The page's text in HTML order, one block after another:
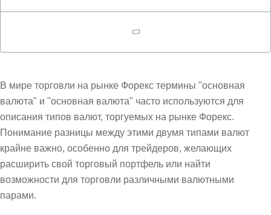
В мире торговли на рынке Форекс термины "основная
валюта" и "основная валюта" часто используются для
описания типов валют, торгуемых на рынке Форекс.
Понимание разницы между этими двумя типами валют
крайне важно, особенно для трейдеров, желающих
расширить свой торговый портфель или найти
возможности для торговли различными валютными
парами.